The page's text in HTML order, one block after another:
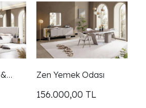
Zen Yemek Odası
156.000,00 TL